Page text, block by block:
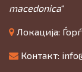
macedonica“
Локација:
Контакт: